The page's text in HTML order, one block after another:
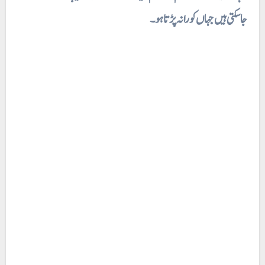
جاسکتی ہیں جہاں کورا نہ پڑتا ہو۔